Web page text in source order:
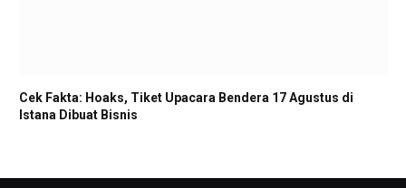
Cek Fakta: Hoaks, Tiket Upacara Bendera 17 Agustus di
Istana Dibuat Bisnis